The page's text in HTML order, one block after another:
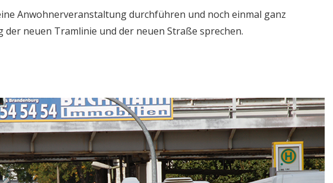
Anwohnerveranstaltung durchführen und noch einmal ganz
neuen Tramlinie und der neuen Straße sprechen.